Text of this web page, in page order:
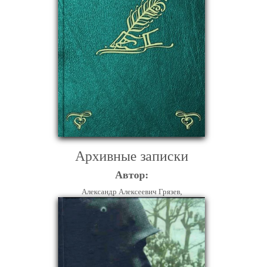
Архивные записки
Автор:
Александр Алексеевич Грязев,